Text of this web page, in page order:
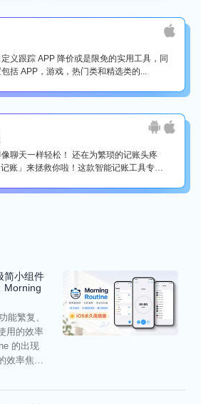
义跟踪 APP 降价或是限免的实用工具，同
括 APP，游戏，热门类和精选类的...
聊天一样轻松！ 还在为繁琐的记账头疼
账」来拯救你啦！这款智能记账工具专为
简小组件
Morning
能繁复、
用的效率
的出现
效率焦